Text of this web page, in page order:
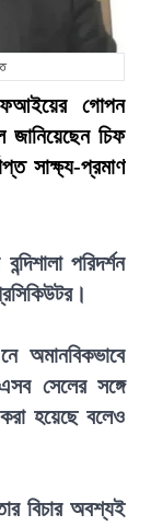
গোপন
জানিয়েছেন চিফ
সাক্ষ্য-প্রমাণ
পরিদর্শন
অমানবিকভাবে
সেলের সঙ্গে
হয়েছে বলেও
বিচার অবশ্যই